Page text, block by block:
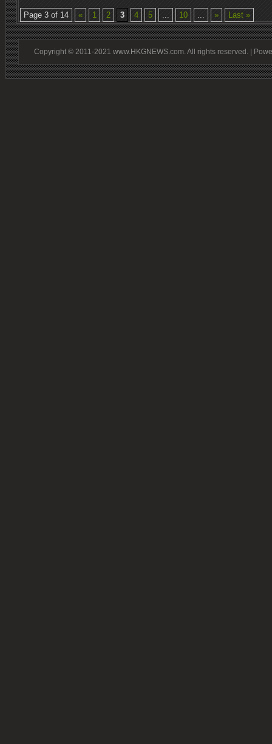
Page 3 of 14 « 1 2 3 4 5 ... 10 ... » Last »
Copyright © 2011-2021 www.HKGNEWS.com. All rights reserved. |